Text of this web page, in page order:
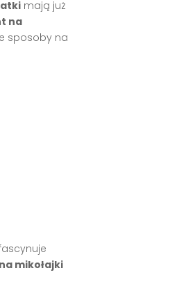
mają już
na
sposoby na
mikołajki